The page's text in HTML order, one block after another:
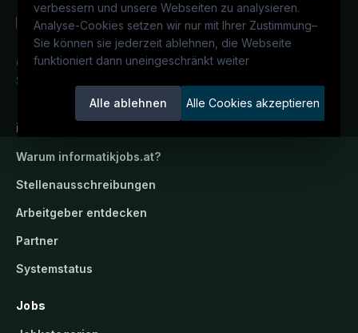
verbessern und unsere Webseiten zu analysieren.
Analyse-Cookies setzen wir nur mit Ihrer Zustimmung–
Sie können sie jederzeit ablehnen, die Webseite
funktioniert dann uneingeschränkt weiter
Alle ablehnen Alle Cookies akzeptieren
Österreichs IT-Karriereportal.Ein
Service der candidatis GmbH.
informatikjobs.at
Warum informatikjobs.at?
Stellenausschreibungen
Arbeitgeber entdecken
Partner
Systemstatus
Jobs